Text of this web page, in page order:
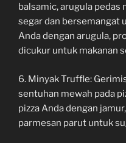
balsamic, arugula pedas
segar dan bersemangat
Anda dengan arugula,
dicukur untuk makanan
6. Minyak Truffle:
sentuhan mewah pada
pizza Anda dengan
parmesan parut untuk